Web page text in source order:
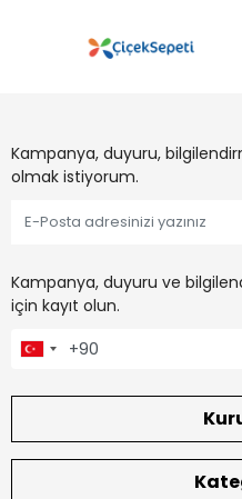
Kampanya, duyuru,
olmak istiyorum.
Kampanya, duyuru ve
için kayıt olun.